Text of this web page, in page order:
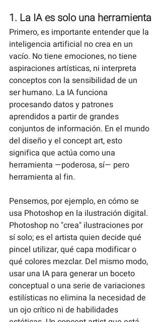
1. La IA es solo una herramienta
Primero, es importante entender que la
inteligencia artificial no crea en un
vacío. No tiene emociones, no tiene
aspiraciones artísticas, ni interpreta
conceptos con la sensibilidad de un
ser humano. La IA funciona
procesando datos y patrones
aprendidos a partir de grandes
conjuntos de información. En el mundo
del diseño y el concept art, esto
significa que actúa como una
herramienta —poderosa, sí— pero
herramienta al fin.
Pensemos, por ejemplo, en cómo se
usa Photoshop en la ilustración digital.
Photoshop no "crea" ilustraciones por
sí solo; es el artista quien decide qué
pincel utilizar, qué capa modificar o
qué colores mezclar. Del mismo modo,
usar una IA para generar un boceto
conceptual o una serie de variaciones
estilísticas no elimina la necesidad de
un ojo crítico ni de habilidades